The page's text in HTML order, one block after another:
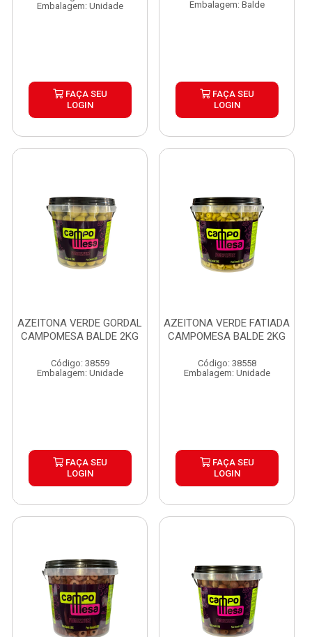
Embalagem: Unidade
FAÇA SEU
LOGIN
Embalagem: Balde
FAÇA SEU
LOGIN
AZEITONA VERDE GORDAL
CAMPOMESA BALDE 2KG
Código: 38559
Embalagem: Unidade
FAÇA SEU
LOGIN
AZEITONA VERDE FATIADA
CAMPOMESA BALDE 2KG
Código: 38558
Embalagem: Unidade
FAÇA SEU
LOGIN